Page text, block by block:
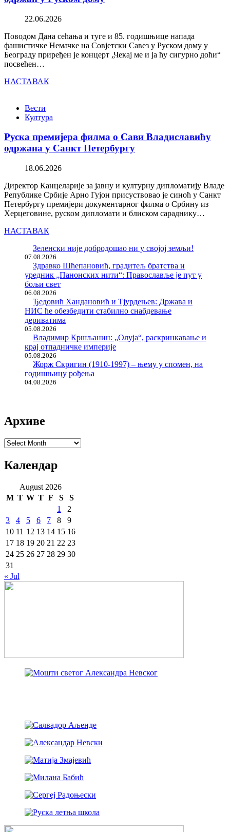
22.06.2026
Поводом Дана сећања и туге и 85. годишњице напада
фашистичке Немачке на Совјетски Савез у Руском дому у
Београду приређен је концерт „Чекај ме и ја ћу сигурно доћи“
посвећен…
НАСТАВАК
Вести
Култура
Руска премијера филма о Сави Владиславићу
одржана у Санкт Петербургу
18.06.2026
Директор Канцеларије за јавну и културну дипломатију Владе
Републике Србије Арно Гујон присуствовао је синоћ у Санкт
Петербургу премијери документарног филма о Србину из
Херцеговине, руском дипломати и блиском сараднику…
НАСТАВАК
Зеленски није добродошао ни у својој земљи!
07.08.2026
Здравко Шћепановић, градитељ братства и
уредник „Панонских нити“: Православље је пут у
бољи свет
06.08.2026
Ђедовић Хандановић и Тјурдењев: Држава и
НИС ће обезбедити стабилно снабдевање
дериватима
05.08.2026
Владимир Кршљанин: „Олуја“, раскринкавање и
крај отпадничке империје
05.08.2026
Жорж Скригин (1910-1997) – њему у спомен, на
годишњицу рођења
04.08.2026
Архиве
Архиве
Календар
August 2026
M T W T F S
S
1
2
3
4 5 6 7 8
9
10 11 12 13 14 15 16
17 18 19 20 21 22 23
24 25 26 27 28 29 30
31
« Jul